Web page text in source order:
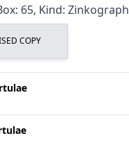
65, Kind: Zinkograph
COPY